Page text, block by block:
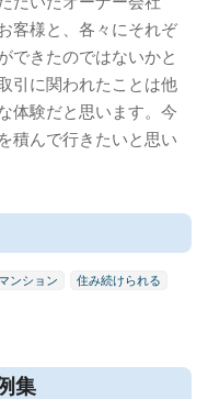
客様と、各々にそれぞ
できたのではないかと
引に関われたことは他
体験だと思います。今
積んで行きたいと思い
ンション 住み続けられる
集